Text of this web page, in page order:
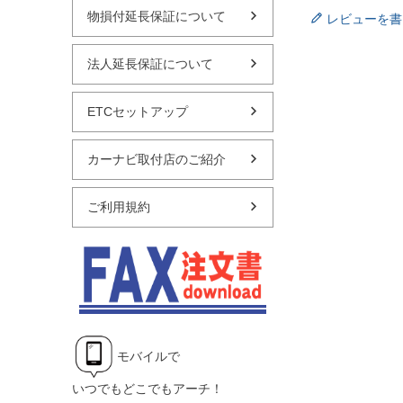
物損付延長保証について
法人延長保証について
ETCセットアップ
カーナビ取付店のご紹介
ご利用規約
モバイルで
いつでもどこでもアーチ！
レビューを